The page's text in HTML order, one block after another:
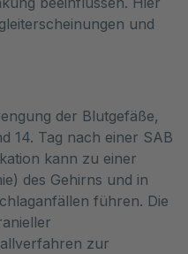
und
der Blutgefäße,
14. Tag nach einer SAB
kann zu einer
des Gehirns und in
führen. Die
zur